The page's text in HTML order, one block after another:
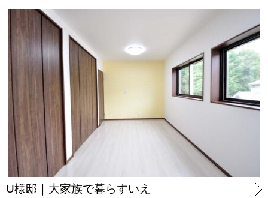
U様邸｜大家族で暮らすいえ